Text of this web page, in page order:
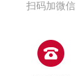
扫码加微信